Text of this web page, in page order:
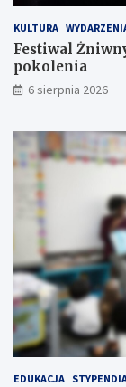
r
ó
t
c
e
w
o
KULTURA
Festiwal
pokolenia
6 sierpnia 2026
EDUKACJA